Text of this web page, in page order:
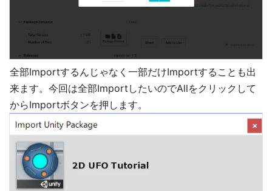
全部Importするんじゃなく一部だけImportすることも出
来ます。今回は全部ImportしたいのでAllをクリックして
からImportボタンを押します。